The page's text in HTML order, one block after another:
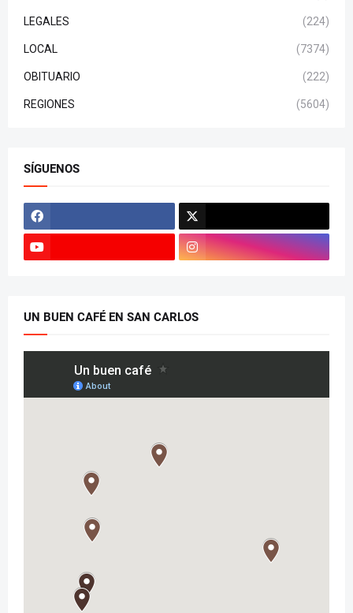
LEGALES (224)
LOCAL (7374)
OBITUARIO (222)
REGIONES (5604)
SÍGUENOS
UN BUEN CAFÉ EN SAN CARLOS